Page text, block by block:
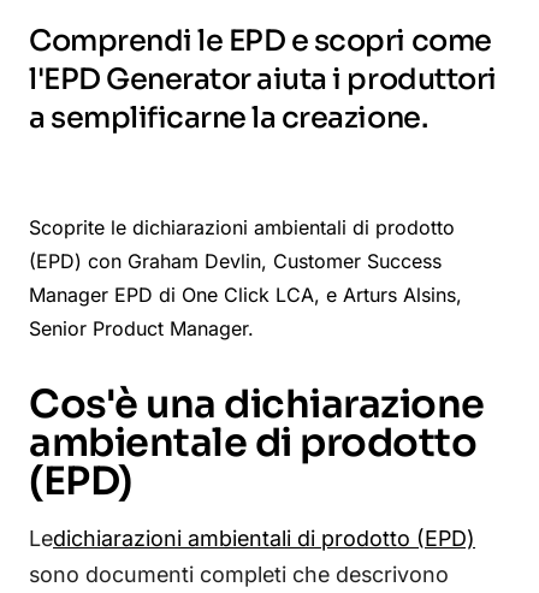
Comprendi le EPD e scopri come
l'EPD Generator aiuta i produttori
a semplificarne la creazione.
Scoprite le dichiarazioni ambientali di prodotto
(EPD) con Graham Devlin, Customer Success
Manager EPD di One Click LCA, e Arturs Alsins,
Senior Product Manager.
Cos'è una dichiarazione
ambientale di prodotto
(EPD)
Ledichiarazioni ambientali di prodotto (EPD)
sono documenti completi che descrivono